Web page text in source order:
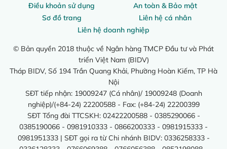
Điều khoản sử dụng
An toàn & Bảo mật
Sơ đồ trang
Liên hệ cá nhân
Liên hệ doanh nghiệp
© Bản quyền 2018 thuộc về Ngân hàng TMCP Đầu tư và Phát
triển Việt Nam (BIDV)
Tháp BIDV, Số 194 Trần Quang Khải, Phường Hoàn Kiếm, TP Hà
Nội
SĐT tiếp nhận: 19009247 (Cá nhân)/ 19009248 (Doanh
nghiệp)/(+84-24) 22200588 - Fax: (+84-24) 22200399
SĐT Tổng đài TTCSKH: 02422200588 - 0385290066 -
0385190066 - 0981910333 - 0866200333 - 0981915333 -
0981951333 | SĐT gọi ra từ Chi nhánh BIDV: 0336258333 -